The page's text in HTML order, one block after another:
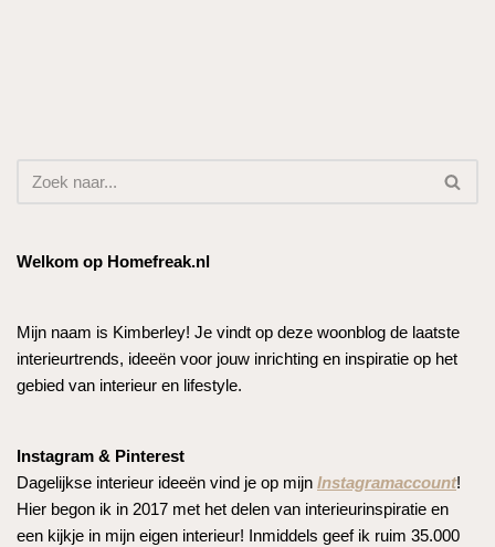
Welkom op Homefreak.nl
Mijn naam is Kimberley! Je vindt op deze woonblog de laatste
interieurtrends, ideeën voor jouw inrichting en inspiratie op het
gebied van interieur en lifestyle.
Instagram & Pinterest
Dagelijkse interieur ideeën vind je op mijn Instagramaccount!
Hier begon ik in 2017 met het delen van interieurinspiratie en
een kijkje in mijn eigen interieur! Inmiddels geef ik ruim 35.000